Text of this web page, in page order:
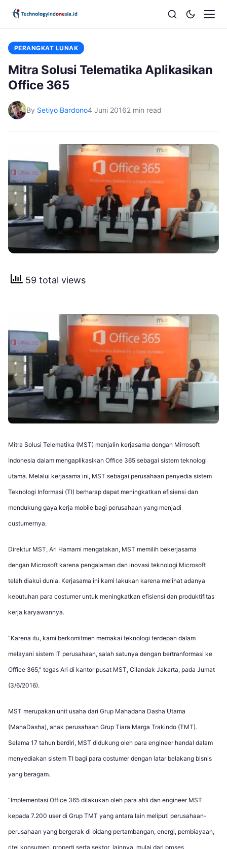
PERANGKAT LUNAK
Mitra Solusi Telematika Aplikasikan
Office 365
By Setiyo Bardono4 Juni 20162 min read
59 total views
Mitra Solusi Telematika (MST) menjalin kerjasama dengan Mirrosoft
Indonesia dalam mengaplikasikan Office 365 sebagai sistem teknologi
utama. Melalui kerjasama ini, MST sebagai perusahaan penyedia sistem
Teknologi Informasi (TI) berharap dapat meningkatkan efisiensi dan
mendukung gaya kerja mobile bagi perusahaan yang menjadi
custumernya.
Direktur MST, Ari Hamami mengatakan, MST memilih bekerjasama
dengan Microsoft karena pengalaman dan inovasi teknologi Microsoft
telah diakui dunia. Kerjasama ini kami lakukan karena melihat adanya
kebutuhan para costumer untuk meningkatkan efisiensi dan produktifitas
kerja karyawannya.
“Karena itu, kami berkomitmen memakai teknologi terdepan dalam
melayani sistem IT perusahaan, salah satunya dengan bertranformasi ke
Office 365,” tegas Ari di kantor pusat MST, Cilandak Jakarta, pada Jumat
(3/6/2016).
MST merupakan unit usaha dari Grup Mahadana Dasha Utama
(MahaDasha), anak perusahaan Grup Tiara Marga Trakindo (TMT).
Selama 17 tahun berdiri, MST didukung oleh para engineer handal dalam
menyediakan sistem TI bagi para costumer dengan latar belakang bisnis
yang beragam.
“Implementasi Office 365 dilakukan oleh para ahli dan engineer MST
kepada 7.200 user di Grup TMT yang antara lain meliputi perusahaan-
perusahaan yang bergerak di bidang pertambangan, energi, pembiayaan,
ritel konsumen, properti serta sektor lainnya, mulai dari proses